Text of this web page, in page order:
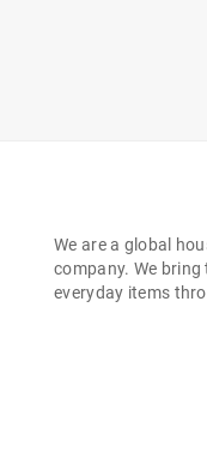
We are a global
company. We
everyday items